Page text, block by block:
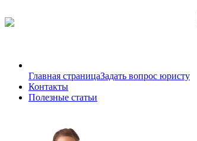
Главная страницаЗадать вопрос юристу
Контакты
Полезные статьи